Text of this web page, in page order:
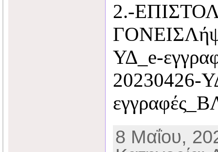
2.-
ΥΔ_e-
20230426-
8 Μαΐου,